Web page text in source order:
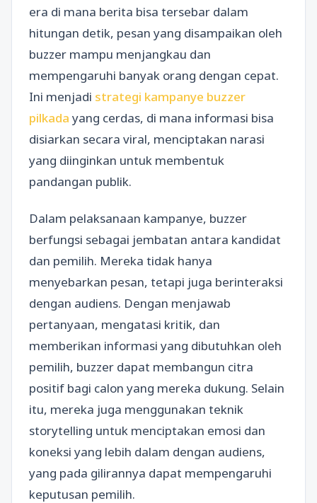
era di mana berita bisa tersebar dalam
hitungan detik, pesan yang disampaikan oleh
buzzer mampu menjangkau dan
mempengaruhi banyak orang dengan cepat.
Ini menjadi strategi kampanye buzzer
pilkada yang cerdas, di mana informasi bisa
disiarkan secara viral, menciptakan narasi
yang diinginkan untuk membentuk
pandangan publik.
Dalam pelaksanaan kampanye, buzzer
berfungsi sebagai jembatan antara kandidat
dan pemilih. Mereka tidak hanya
menyebarkan pesan, tetapi juga berinteraksi
dengan audiens. Dengan menjawab
pertanyaan, mengatasi kritik, dan
memberikan informasi yang dibutuhkan oleh
pemilih, buzzer dapat membangun citra
positif bagi calon yang mereka dukung. Selain
itu, mereka juga menggunakan teknik
storytelling untuk menciptakan emosi dan
koneksi yang lebih dalam dengan audiens,
yang pada gilirannya dapat mempengaruhi
keputusan pemilih.